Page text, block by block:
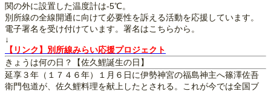
関の外に設置した温度計は-5℃。
別所線の全線開通に向けて必要性を訴える活動を応援しています。
電子署名を受け付けています。署名はこちらから。
↓
【リンク】別所線みらい応援プロジェクト
きょうは何の日？【佐久鯉誕生の日】
延享３年（１７４６年）１月６日に伊勢神宮の福島神主へ篠澤佐吾
衛門包道が、佐久鯉料理を献上したとされる。これが今では全国ブ